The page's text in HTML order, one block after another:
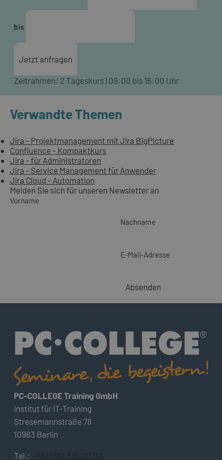
bis
Jetzt anfragen
Zeitrahmen: 2 Tageskurs | 09:00 bis 16:00 Uhr
Verwandte Themen
Jira - Projektmanagement mit Jira BigPicture
Confluence - Kompaktkurs
Jira - für Administratoren
Jira - Service Management für Anwender
Jira Cloud - Automation
Melden Sie sich für unseren Newsletter an
Vorname
Nachname
E-Mail-Adresse
Absenden
PC-COLLEGE Training GmbH
Institut für IT-Training
Stresemannstraße 78
10963 Berlin
Tel.: +49 (0)30 235 00 00